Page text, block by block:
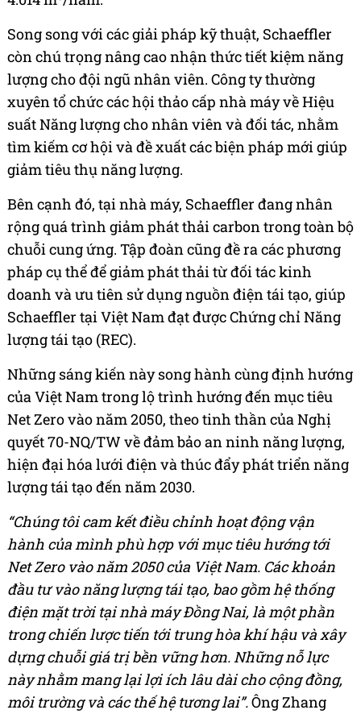
Song song với các giải pháp kỹ thuật, Schaeffler
còn chú trọng nâng cao nhận thức tiết kiệm năng
lượng cho đội ngũ nhân viên. Công ty thường
xuyên tổ chức các hội thảo cấp nhà máy về Hiệu
suất Năng lượng cho nhân viên và đối tác, nhằm
tìm kiếm cơ hội và đề xuất các biện pháp mới giúp
giảm tiêu thụ năng lượng.
Bên cạnh đó, tại nhà máy, Schaeffler đang nhân
rộng quá trình giảm phát thải carbon trong toàn bộ
chuỗi cung ứng. Tập đoàn cũng đề ra các phương
pháp cụ thể để giảm phát thải từ đối tác kinh
doanh và ưu tiên sử dụng nguồn điện tái tạo, giúp
Schaeffler tại Việt Nam đạt được Chứng chỉ Năng
lượng tái tạo (REC).
Những sáng kiến này song hành cùng định hướng
của Việt Nam trong lộ trình hướng đến mục tiêu
Net Zero vào năm 2050, theo tinh thần của Nghị
quyết 70-NQ/TW về đảm bảo an ninh năng lượng,
hiện đại hóa lưới điện và thúc đẩy phát triển năng
lượng tái tạo đến năm 2030.
“Chúng tôi cam kết điều chỉnh hoạt động vận
hành của mình phù hợp với mục tiêu hướng tới
Net Zero vào năm 2050 của Việt Nam. Các khoản
đầu tư vào năng lượng tái tạo, bao gồm hệ thống
điện mặt trời tại nhà máy Đồng Nai, là một phần
trong chiến lược tiến tới trung hòa khí hậu và xây
dựng chuỗi giá trị bền vững hơn. Những nỗ lực
này nhằm mang lại lợi ích lâu dài cho cộng đồng,
môi trường và các thế hệ tương lai”.Ông Zhang